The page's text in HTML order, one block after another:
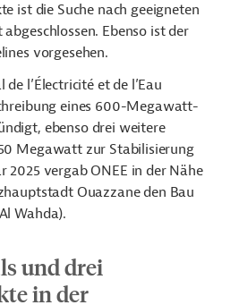
ist die Suche nach geeigneten
Ebenso ist der
vorgesehen.
l’Électricité et de l’Eau
eines 600-Megawatt-
ebenso drei weitere
Megawatt zur Stabilisierung
2025 vergab ONEE in der Nähe
Ouazzane den Bau
Wahda).
und drei
in der